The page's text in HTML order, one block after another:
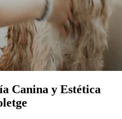
Canina y Estética